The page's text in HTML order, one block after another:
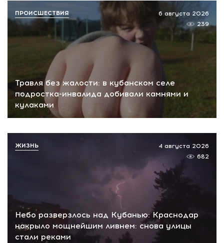
Травля без жалости: в кубанском селе
подростка-инвалида добивали камнями и
кулаками
6 августа 2026
239
ПРОИСШЕСТВИЯ
Небо разверзлось над Кубанью: Краснодар
накрыло мощнейшим ливнем: снова улицы
стали реками
4 августа 2026
682
ЖИЗНЬ